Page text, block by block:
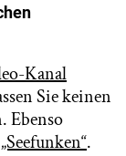
Kanal
Sie keinen
Ebenso
.